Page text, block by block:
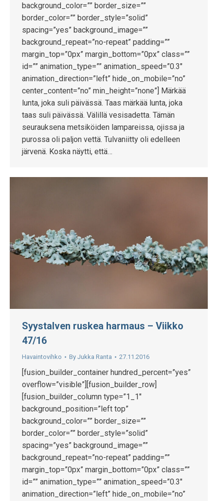
background_color=”” border_size=””
border_color=”” border_style=”solid”
spacing=”yes” background_image=””
background_repeat=”no-repeat” padding=””
margin_top=”0px” margin_bottom=”0px” class=””
id=”” animation_type=”” animation_speed=”0.3″
animation_direction=”left” hide_on_mobile=”no”
center_content=”no” min_height=”none”] Märkää
lunta, joka suli päivässä. Taas märkää lunta, joka
taas suli päivässä. Välillä vesisadetta. Tämän
seurauksena metsiköiden lampareissa, ojissa ja
purossa oli paljon vettä. Tulvaniitty oli edelleen
järvenä. Koska näytti, että…
Syystalven ruskea harmaus – Viikko
47/16
Havaintovihko By Jukka Ranta 27.11.2016
[fusion_builder_container hundred_percent=”yes”
overflow=”visible”][fusion_builder_row]
[fusion_builder_column type=”1_1″
background_position=”left top”
background_color=”” border_size=””
border_color=”” border_style=”solid”
spacing=”yes” background_image=””
background_repeat=”no-repeat” padding=””
margin_top=”0px” margin_bottom=”0px” class=””
id=”” animation_type=”” animation_speed=”0.3″
animation_direction=”left” hide_on_mobile=”no”